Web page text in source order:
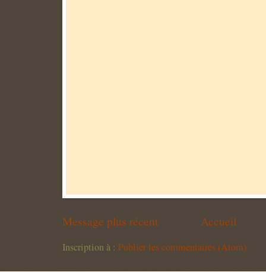
Message plus récent Accueil
Inscription à : Publier les commentaires (Atom)